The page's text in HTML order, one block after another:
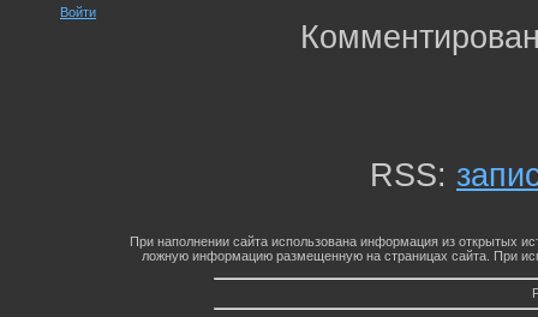
Войти
RSS:
При наполнении сайта использована информация из открытых
ложную информацию размещенную на страницах сайта. При